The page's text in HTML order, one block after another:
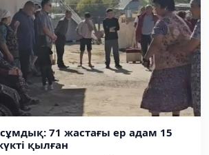
сұмдық: 71 жастағы ер адам 15
қылған